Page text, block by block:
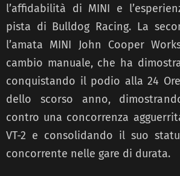
l’affidabilità di MINI e
pista di Bulldog Racing. La
l’amata MINI John Cooper
cambio manuale, che ha
conquistando il podio alla 24
dello scorso anno,
contro una concorrenza
VT-2 e consolidando il suo
concorrente nelle gare di durata.